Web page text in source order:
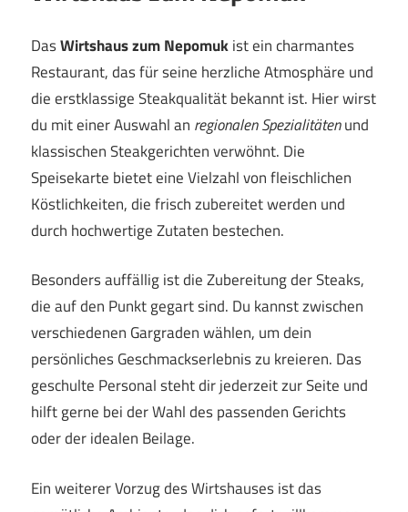
DasWirtshaus zum Nepomukist ein charmantes
Restaurant, das für seine herzliche Atmosphäre und
die erstklassige Steakqualität bekannt ist. Hier wirst
du mit einer Auswahl an regionalen Spezialitätenund
klassischen Steakgerichten verwöhnt. Die
Speisekarte bietet eine Vielzahl von fleischlichen
Köstlichkeiten, die frisch zubereitet werden und
durch hochwertige Zutaten bestechen.
Besonders auffällig ist die Zubereitung der Steaks,
die auf den Punkt gegart sind. Du kannst zwischen
verschiedenen Gargraden wählen, um dein
persönliches Geschmackserlebnis zu kreieren. Das
geschulte Personal steht dir jederzeit zur Seite und
hilft gerne bei der Wahl des passenden Gerichts
oder der idealen Beilage.
Ein weiterer Vorzug des Wirtshauses ist das